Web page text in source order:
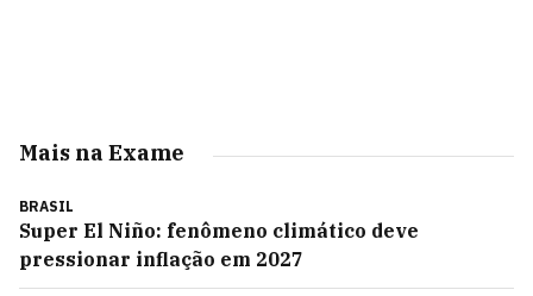
Mais na Exame
BRASIL
Super El Niño: fenômeno climático deve
pressionar inflação em 2027